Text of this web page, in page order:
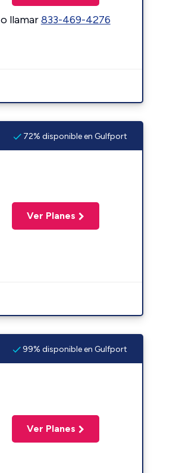
o llamar833-469-4276
72% disponible en Gulfport
Ver Planes
99% disponible en Gulfport
Ver Planes